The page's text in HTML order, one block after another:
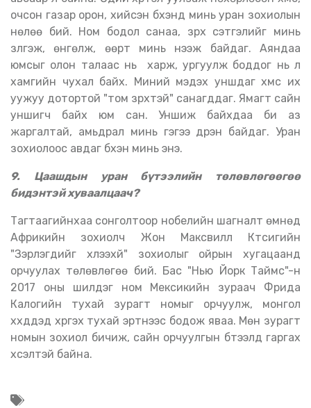
очсон газар орон, хийсэн бүхэнд минь уран зохиолын
нөлөө бий. Ном бодол санаа, зүрх сэтгэлийг минь
зүлгэж, өнгөлж, өөрт минь нээж байдаг. Аяндаа
юмсыг олон талаас нь харж, ургуулж боддог нь л
хамгийн чухал байх. Миний мэдэх уншдаг хүмүүс их
уужуу дотортой "том зүрхтэй" санагддаг. Ямагт сайн
уншигч байх юм сан. Уншиж байхдаа би аз
жаргалтай, амьдрал минь гэгээ дүүрэн байдаг. Уран
зохиолоос авдаг бүхэн минь энэ.
9. Цаашдын уран бүтээлийн төлөвлөгөөгөө
бидэнтэй хуваалцаач?
Тагтаагийнхаа сонголтоор нобелийн шагналт өмнөд
Африкийн зохиолч Жон Максвилл Күтсигийн
"Зэрлэгүүдийг хүлээхүй" зохиолыг ойрын хугацаанд
орчуулах төлөвлөгөө бий. Бас "Нью Йорк Таймс"-н
2017 оны шилдэг ном Мексикийн зураач Фрида
Калогийн тухай зурагт номыг орчуулж, монгол
хүүхдүүдэд хүргэх тухай эртнээс бодож яваа. Мөн зурагт
номын зохиол бичиж, сайн орчуулгын бүтээлүүд гаргах
хүсэлтэй байна.